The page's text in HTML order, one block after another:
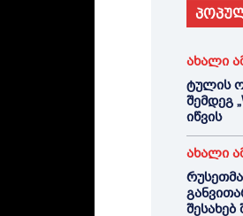
ახალი
ტულის
შემდეგ
იწვის
ახალი
შესახებ